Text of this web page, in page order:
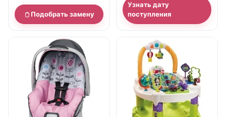
Подобрать замену
Узнать дату
поступления